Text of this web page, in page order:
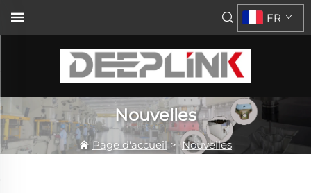
FR
Nouvelles
Page d'accueil>Nouvelles